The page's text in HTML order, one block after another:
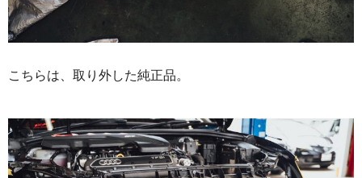
こちらは、取り外した純正品。